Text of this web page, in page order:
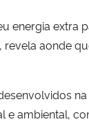
extra
aonde
ambiental,